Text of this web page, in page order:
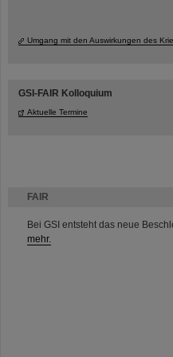
FAIR
Bei GSI entsteht das neue
mehr.
Umgang mit den Auswirkungen des
GSI-FAIR Kolloquium
Aktuelle Termine